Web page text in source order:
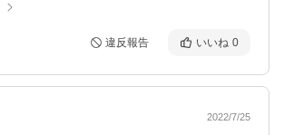
違反報告 いいね 0
2022/7/25